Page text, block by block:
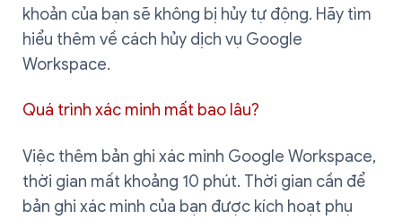
khoản của bạn sẽ không bị hủy tự động. Hãy tìm
hiểu thêm về cách hủy dịch vụ Google
Workspace.
Quá trình xác minh mất bao lâu?
Việc thêm bản ghi xác minh Google Workspace,
thời gian mất khoảng 10 phút. Thời gian cần để
bản ghi xác minh của bạn được kích hoạt phụ